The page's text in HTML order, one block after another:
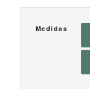
Medidas